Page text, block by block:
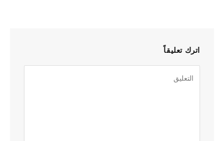
اترك تعليقاً